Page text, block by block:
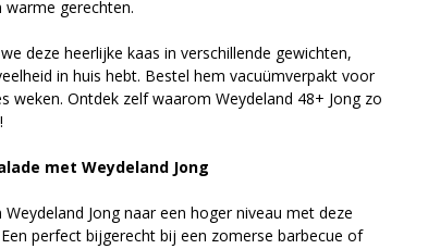
gerechten.
deze heerlijke kaas in verschillende gewichten,
in huis hebt. Bestel hem vacuümverpakt voor
weken. Ontdek zelf waarom Weydeland 48+ Jong zo
met Weydeland Jong
Jong naar een hoger niveau met deze
perfect bijgerecht bij een zomerse barbecue of